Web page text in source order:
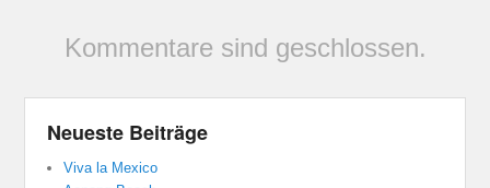
Kommentare sind geschlossen.
Neueste Beiträge
Viva la Mexico